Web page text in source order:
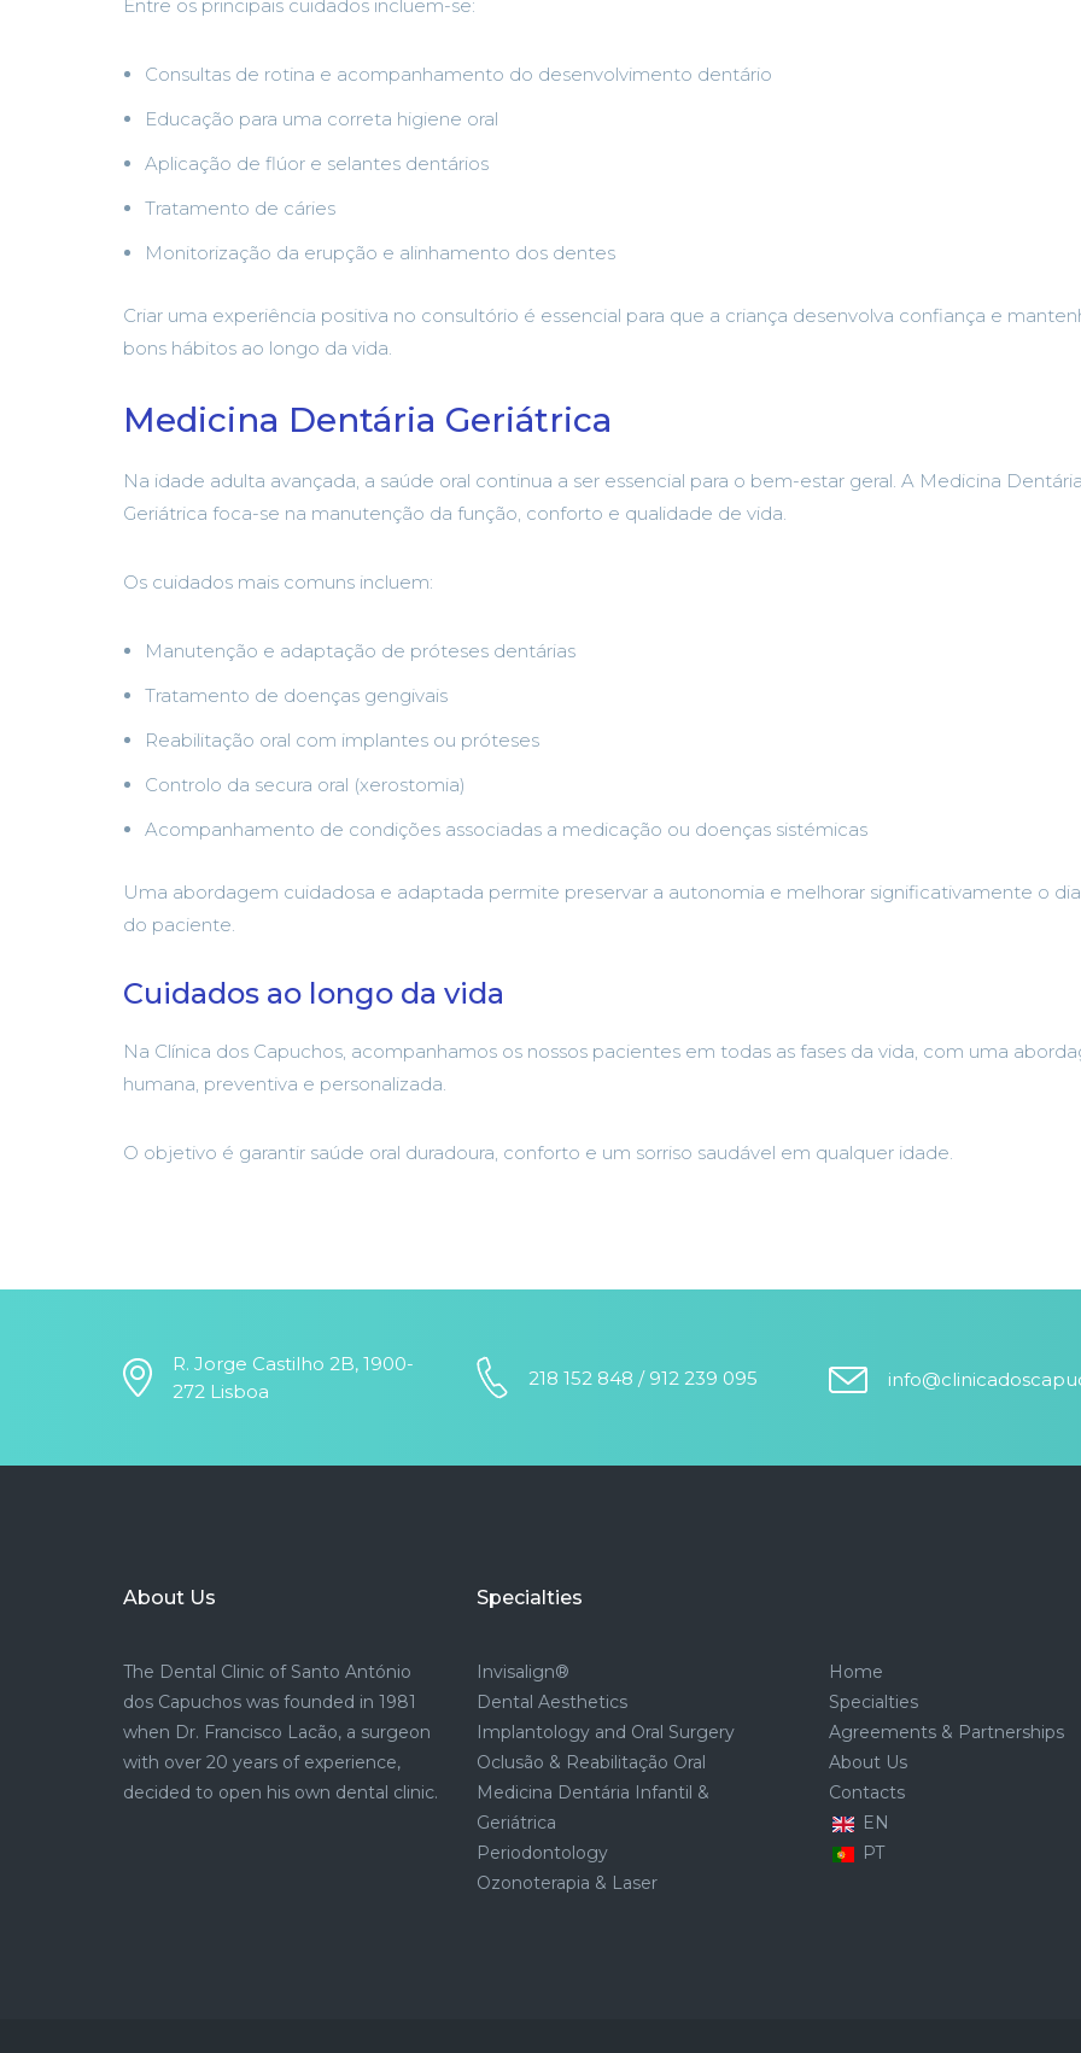
Entre os principais cuidados incluem-se:
Consultas de rotina e acompanhamento do desenvolvimento dentário
Educação para uma correta higiene oral
Aplicação de flúor e selantes dentários
Tratamento de cáries
Monitorização da erupção e alinhamento dos dentes
Criar uma experiência positiva no consultório é essencial para que a criança desenvolva confiança e
bons hábitos ao longo da vida.
Medicina Dentária Geriátrica
Na idade adulta avançada, a saúde oral continua a ser essencial para o bem-estar geral. A Medicina Dentária
Geriátrica foca-se na manutenção da função, conforto e qualidade de vida.
Os cuidados mais comuns incluem:
Manutenção e adaptação de próteses dentárias
Tratamento de doenças gengivais
Reabilitação oral com implantes ou próteses
Controlo da secura oral (xerostomia)
Acompanhamento de condições associadas a medicação ou doenças sistémicas
Uma abordagem cuidadosa e adaptada permite preservar a autonomia e melhorar significativamente o
do paciente.
Cuidados ao longo da vida
Na Clínica dos Capuchos, acompanhamos os nossos pacientes em todas as fases da vida, com uma
humana, preventiva e personalizada.
O objetivo é garantir saúde oral duradoura, conforto e um sorriso saudável em qualquer idade.
R. Jorge Castilho 2B, 1900-
272 Lisboa
218 152 848 / 912 239 095
About Us
The Dental Clinic of Santo António
dos Capuchos was founded in 1981
when Dr. Francisco Lacão, a surgeon
with over 20 years of experience,
decided to open his own dental clinic.
Specialties
Invisalign®
Dental Aesthetics
Implantology and Oral Surgery
Oclusão & Reabilitação Oral
Medicina Dentária Infantil &
Geriátrica
Periodontology
Ozonoterapia & Laser
Home
Specialties
Agreements & Partnerships
About Us
Contacts
EN
PT